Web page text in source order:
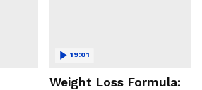
Weight Loss Formula:
19:01